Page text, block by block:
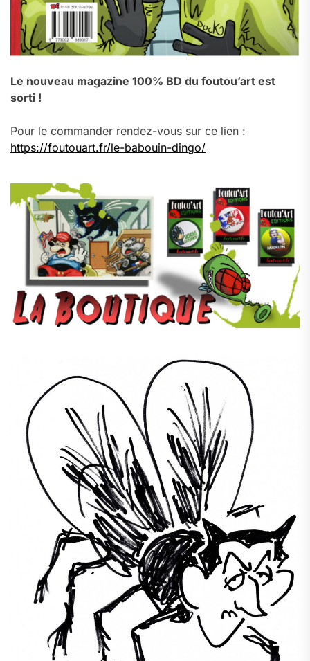
Le nouveau magazine 100% BD du foutou’art est
sorti !
Pour le commander rendez-vous sur ce lien :
https://foutouart.fr/le-babouin-dingo/